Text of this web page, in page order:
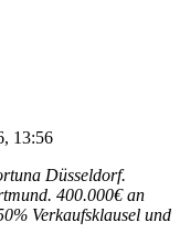
13:56
Düsseldorf.
400.000€ an
Verkaufsklausel und